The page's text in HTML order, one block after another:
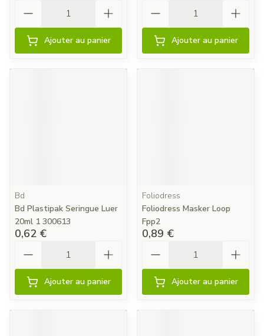
Ajouter au panier Ajouter au panier
Bd
Bd Plastipak Seringue Luer
20ml 1 300613
0,62 €
Ajouter au panier
Foliodress
Foliodress Masker Loop
Fpp2
0,89 €
Ajouter au panier